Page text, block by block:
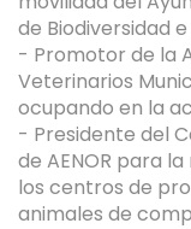
de Biodiversidad
- Promotor de la
Veterinarios
ocupando en la
- Presidente del
de AENOR para
los centros de
animales de